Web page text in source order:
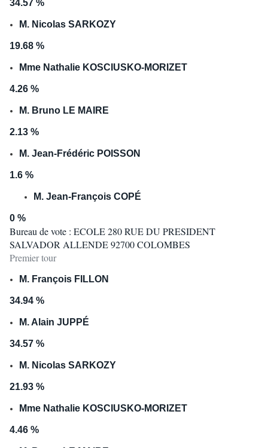
34.57 %
M. Nicolas SARKOZY
19.68 %
Mme Nathalie KOSCIUSKO-MORIZET
4.26 %
M. Bruno LE MAIRE
2.13 %
M. Jean-Frédéric POISSON
1.6 %
M. Jean-François COPÉ
0 %
Bureau de vote : ECOLE 280 RUE DU PRESIDENT
SALVADOR ALLENDE 92700 COLOMBES
Premier tour
M. François FILLON
34.94 %
M. Alain JUPPÉ
34.57 %
M. Nicolas SARKOZY
21.93 %
Mme Nathalie KOSCIUSKO-MORIZET
4.46 %